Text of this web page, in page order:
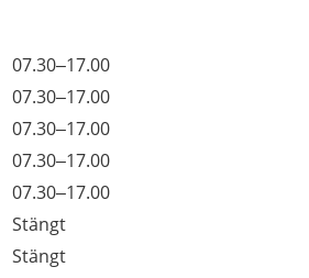
07.30–17.00
07.30–17.00
07.30–17.00
07.30–17.00
07.30–17.00
Stängt
Stängt